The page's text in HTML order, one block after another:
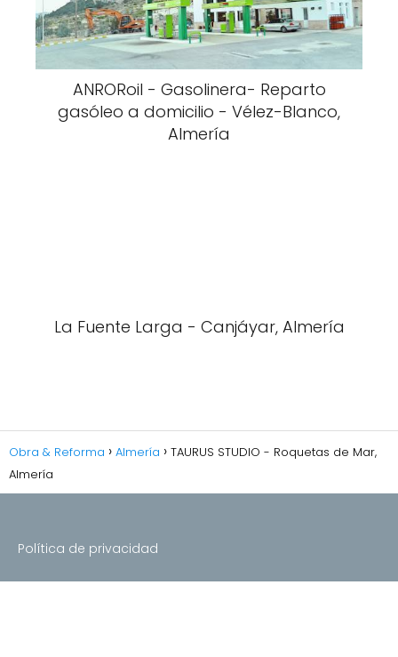
ANRORoil - Gasolinera- Reparto
gasóleo a domicilio - Vélez-Blanco,
Almería
La Fuente Larga - Canjáyar, Almería
Obra & Reforma Almería
TAURUS STUDIO - Roquetas de Mar,
Almería
Política de privacidad